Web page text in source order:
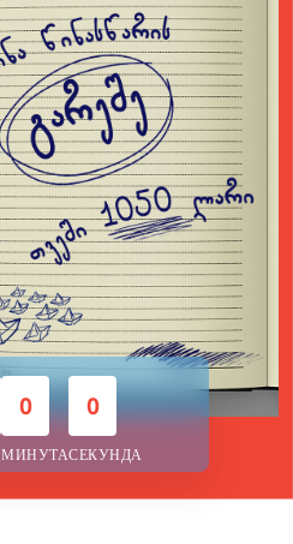
0
МИНУТА
0
СЕКУНДА